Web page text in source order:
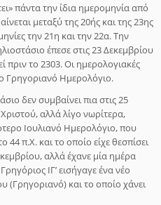
πάντα την ίδια ημερομηνία από
μεταξύ της 20ής και της 23ης
την 21η και την 22α. Την
έπεσε στις 23 Δεκεμβρίου
πριν το 2303. Οι ημερολογιακές
Γρηγοριανό Ημερολόγιο.
δεν συμβαίνει πια στις 25
αλλά λίγο νωρίτερα,
Ιουλιανό Ημερολόγιο, που
44 π.Χ. και το οποίο είχε θεσπίσει
αλλά έχανε μία ημέρα
ΙΓ’ εισήγαγε ένα νέο
(Γρηγοριανό) και το οποίο χάνει